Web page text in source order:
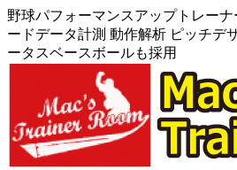
野球パフォーマンスアップトレー
ードデータ計測 動作解析 ピッチデ
ータスベースボールも採用